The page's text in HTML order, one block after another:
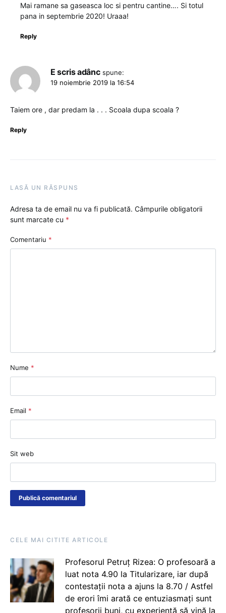
Mai ramane sa gaseasca loc si pentru cantine…. Si totul
pana in septembrie 2020! Uraaa!
Reply
E scris adânc spune:
19 noiembrie 2019 la 16:54
Taiem ore , dar predam la . . . Scoala dupa scoala ?
Reply
LASĂ UN RĂSPUNS
Adresa ta de email nu va fi publicată. Câmpurile obligatorii
sunt marcate cu *
Comentariu *
Nume *
Email *
Sit web
CELE MAI CITITE ARTICOLE
Profesorul Petruț Rizea: O profesoară a
luat nota 4.90 la Titularizare, iar după
contestații nota a ajuns la 8.70 / Astfel
de erori îmi arată ce entuziasmați sunt
profesorii buni, cu experiență să vină la